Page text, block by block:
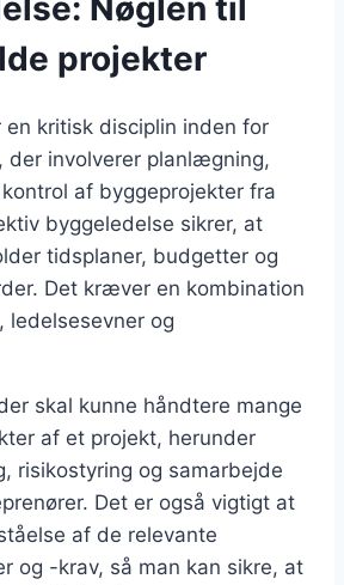
projekter
en kritisk disciplin inden for
der involverer planlægning,
af byggeprojekter fra
byggeledelse sikrer, at
tidsplaner, budgetter og
Det kræver en kombination
ledelsesevner og
skal kunne håndtere mange
af et projekt, herunder
risikostyring og samarbejde
Det er også vigtigt at
af de relevante
og -krav, så man kan sikre, at